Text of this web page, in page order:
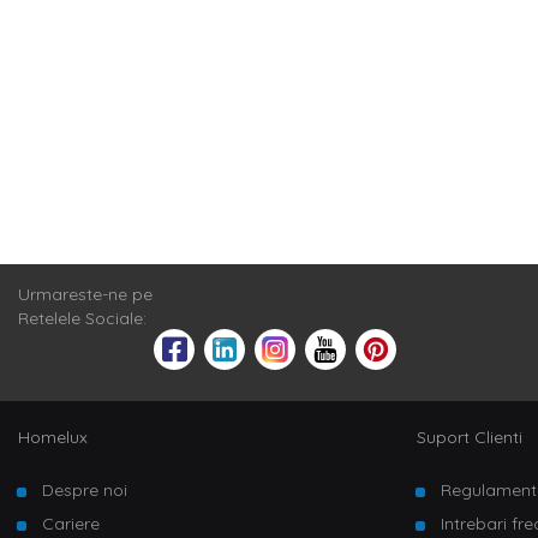
mult, aspectul
Masute
Poate ca nu
nelaminat, o
masuta de
pentru toate
Urmareste-ne pe
Retelele Sociale:
Homelux
Despre noi
Cariere
Suport Clienti
Intrebari